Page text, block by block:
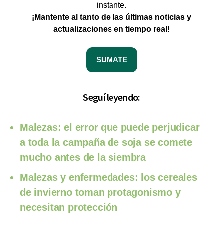
instante.
¡Mantente al tanto de las últimas noticias y
actualizaciones en tiempo real!
SUMATE
Seguí leyendo:
Malezas: el error que puede perjudicar
a toda la campaña de soja se comete
mucho antes de la siembra
Malezas y enfermedades: los cereales
de invierno toman protagonismo y
necesitan protección